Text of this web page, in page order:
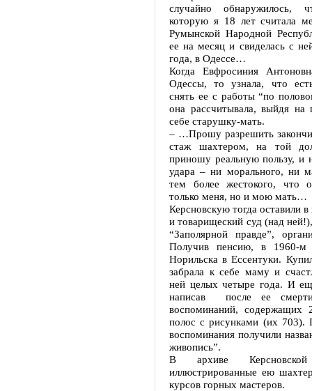
случайно обнаружилось,
которую я 18 лет считала
Румынской Народной
ее на месяц и свиделась с
года, в Одессе…
Когда Евфросиния
Одессы, то узнала, что
снять ее с работы “по
она рассчитывала, выйдя на
себе старушку-мать.
– …Прошу разрешить
стаж шахтером, на той
приношу реальную пользу, и
удара – ни морального, ни
тем более жестокого, что
только меня, но и мою мать…
Керсновскую тогда оставили
и товарищеский суд (над
“Заполярной правде”,
Получив пенсию, в 1960-м
Норильска в Ессентуки.
забрала к себе маму и
ней целых четыре года. И
написав после ее
воспоминаний, содержащих
полос с рисунками (их 703).
воспоминания получили
живопись”.
В архиве Керсновской
иллюстрированные ею
курсов горных мастеров.